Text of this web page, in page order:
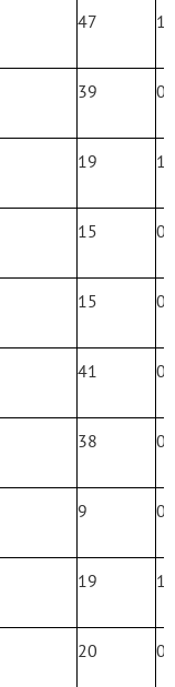
47 1
39 0
19 1
15 0
15 0
41 0
38 0
9 0
19 1
20 0